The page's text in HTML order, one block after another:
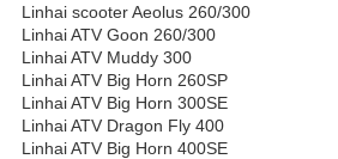
Linhai scooter Aeolus 260/300
Linhai ATV Goon 260/300
Linhai ATV Muddy 300
Linhai ATV Big Horn 260SP
Linhai ATV Big Horn 300SE
Linhai ATV Dragon Fly 400
Linhai ATV Big Horn 400SE